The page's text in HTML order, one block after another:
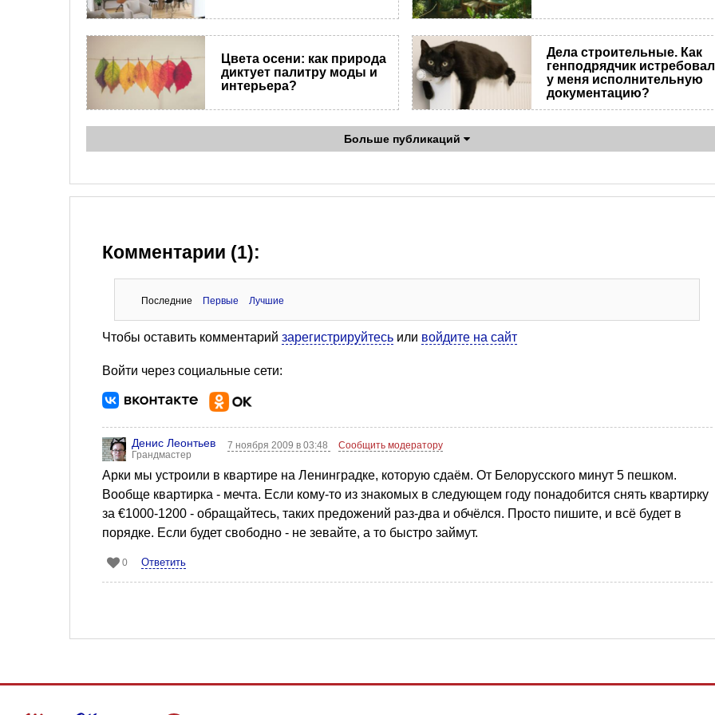
Цвета осени: как природа
диктует палитру моды и
интерьера?
Дела строительные. Как
генподрядчик истребовал
у меня исполнительную
документацию?
Больше публикаций
Комментарии (1):
Последние Первые Лучшие
Чтобы оставить комментарий зарегистрируйтесь или войдите на сайт
Войти через социальные сети:
Денис Леонтьев
Грандмастер
7 ноября 2009 в 03:48 Сообщить модератору
Арки мы устроили в квартире на Ленинградке, которую сдаём. От Белорусского минут 5 пешком.
Вообще квартирка - мечта. Если кому-то из знакомых в следующем году понадобится снять квартирку
за €1000-1200 - обращайтесь, таких предожений раз-два и обчёлся. Просто пишите, и всё будет в
порядке. Если будет свободно - не зевайте, а то быстро займут.
0 Ответить